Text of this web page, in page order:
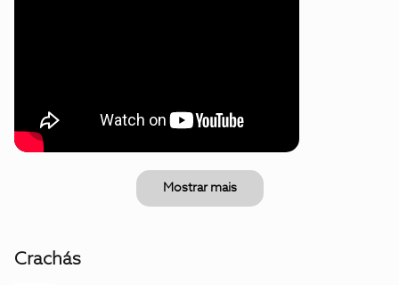
Mostrar mais
Crachás